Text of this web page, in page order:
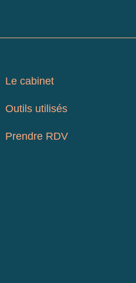
Le cabinet
Outils utilisés
Prendre RDV